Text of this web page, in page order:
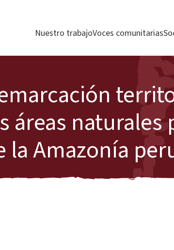
Nuestro trabajoVoces comunitarias
áreas naturales
la Amazonía